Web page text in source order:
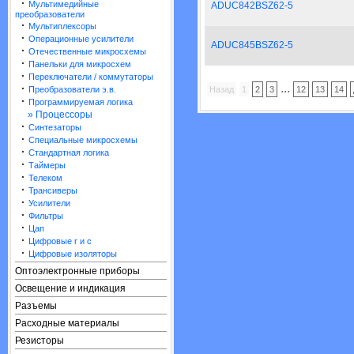
· Мультимедийные
преобразователи
· Мультиплексоры
· Операционные усилители
· Отечественные микросхемы
· Панельки для микросхем
· Переключатели / коммутаторы
· Преобразователи э.в.
· Программируемая логика
» Процессоры
· Синтезаторы
· Специальные микросхемы
· Стандартная логика
· Таймеры
· Телеком
· Трансиверы
· Усилители
· Фильтры
· Цап
· Цифровые r и c
· Цифровые изоляторы
Оптоэлектронные приборы
Освещение и индикация
Разъемы
Расходные материалы
Резисторы
ADUC842BSZ62-5
ADUC845BSZ62-5
Назад 1 2 3 ... 12 13 14